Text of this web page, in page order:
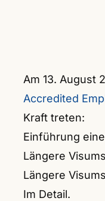
Am 13. August
Accredited
Kraft treten:
Einführung
Längere
Längere
Im Detail.